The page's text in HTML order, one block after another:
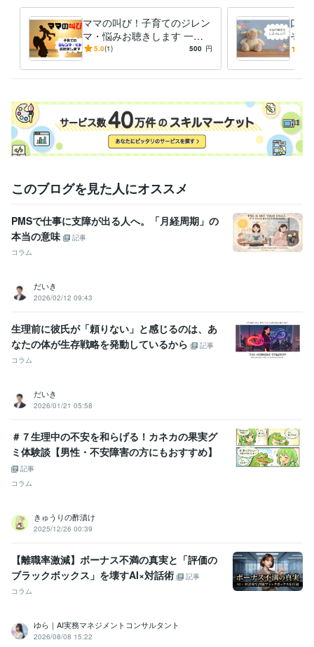
悩み相談・カウンセリング 愚痴聞き
ママの叫び！子育てのジレン
マ・悩みお聴きします 一日
中子供と過ごして誰かと話し
5.0(1) 500 円
口下
ぞ！
コミ
ます
このブログを見た人にオススメ
PMSで仕事に支障が出る人へ。「月経周期」の
本当の意味
記事
コラム
だいき
2026/02/12 09:43
生理前に彼氏が「頼りない」と感じるのは、あ
なたの体が生存戦略を発動しているから
記事
コラム
だいき
2026/01/21 05:58
＃７生理中の不安を和らげる！カネカの果実グ
ミ体験談【男性・不安障害の方にもおすすめ】
記事
コラム
きゅうりの酢漬け
2025/12/26 00:39
【離職率激減】ボーナス不満の真実と「評価の
ブラックボックス」を壊すAI×対話術
記事
コラム
ゆら｜AI実務マネジメントコンサルタント
2026/08/08 15:22